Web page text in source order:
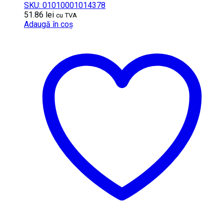
SKU: 01010001014378
51.86 lei cu TVA
Adaugă în coș